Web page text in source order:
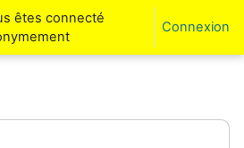
la saisie de recherche
êtes connecté
Connexion